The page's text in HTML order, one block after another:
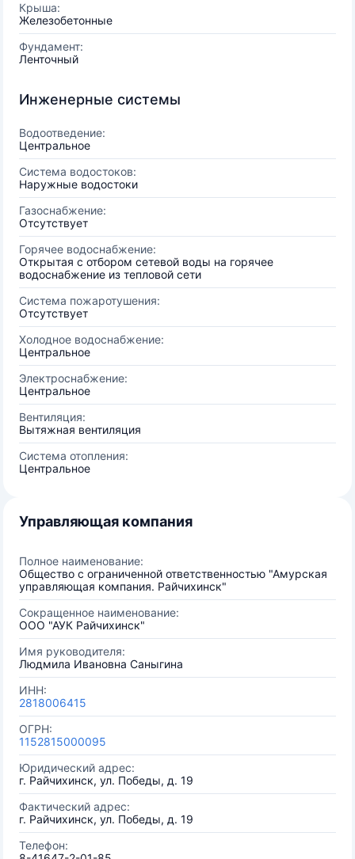
Крыша:
Железобетонные
Фундамент:
Ленточный
Инженерные системы
Водоотведение:
Центральное
Система водостоков:
Наружные водостоки
Газоснабжение:
Отсутствует
Горячее водоснабжение:
Открытая с отбором сетевой воды на горячее
водоснабжение из тепловой сети
Система пожаротушения:
Отсутствует
Холодное водоснабжение:
Центральное
Электроснабжение:
Центральное
Вентиляция:
Вытяжная вентиляция
Система отопления:
Центральное
Управляющая компания
Полное наименование:
Общество с ограниченной ответственностью "Амурская
управляющая компания. Райчихинск"
Сокращенное наименование:
ООО "АУК Райчихинск"
Имя руководителя:
Людмила Ивановна Саныгина
ИНН:
2818006415
ОГРН:
1152815000095
Юридический адрес:
г. Райчихинск, ул. Победы, д. 19
Фактический адрес:
г. Райчихинск, ул. Победы, д. 19
Телефон: